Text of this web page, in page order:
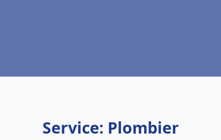
Service: Plombier